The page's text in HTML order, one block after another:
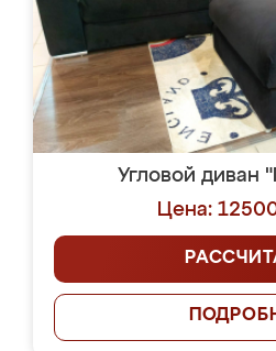
Угловой диван
Цена: